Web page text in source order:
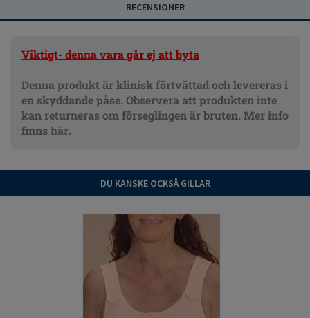
RECENSIONER
Viktigt- denna vara går ej att byta
Denna produkt är klinisk förtvättad och levereras i
en skyddande påse. Observera att produkten inte
kan returneras om förseglingen är bruten. Mer info
finnshär.
DU KANSKE OCKSÅ GILLAR